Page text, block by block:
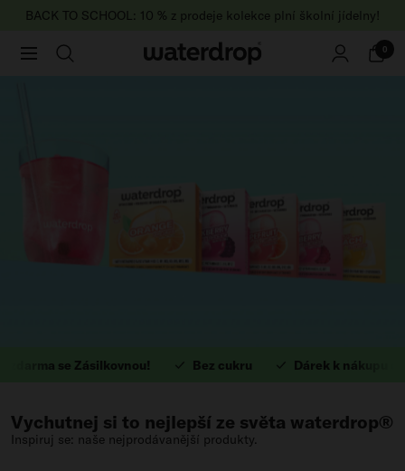
Přeskočit
obsah
BACK TO SCHOOL: 10 % z prodeje kolekce plní školní jídelny!
0
1. Cenné vitamíny.2.
se Zásilkovnou! Bez cukru Dárek k nákupu od
Vychutnej si to nejlepší ze světa waterdrop®
Inspiruj se: naše nejprodávanější produkty.